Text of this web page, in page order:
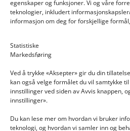
egenskaper og funksjoner. Vi og våre
teknologier, inkludert
informasjon om deg for forskjellige
Statistiske
Markedsføring
Ved å trykke «Aksepter» gir du din
kan også velge formålet du vil samtykke
innstillinger ved siden av Avvis knappen,
innstillinger».
Du kan lese mer om hvordan vi bruker
teknologi, og hvordan vi samler inn og